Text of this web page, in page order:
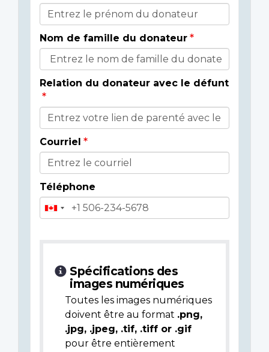
Détails
du
donateur
Nom de famille du donateur
Relation du donateur avec le défunt
Courriel
Téléphone
Spécifications des
images numériques
Toutes les images numériques
doivent être au format .png,
.jpg, .jpeg, .tif, .tiff or .gif
pour être entièrement